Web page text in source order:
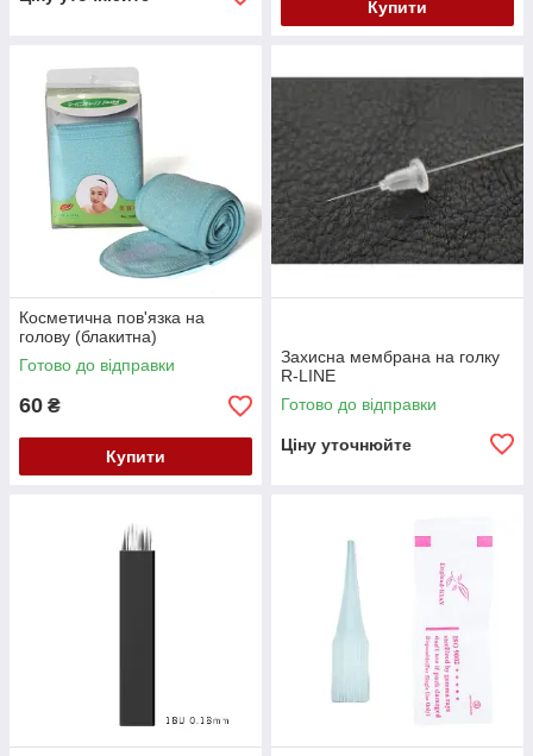
Купити
Косметична пов'язка на
голову (блакитна)
Готово до відправки
60 ₴
Купити
Захисна мембрана на голку
R-LINE
Готово до відправки
Ціну уточнюйте